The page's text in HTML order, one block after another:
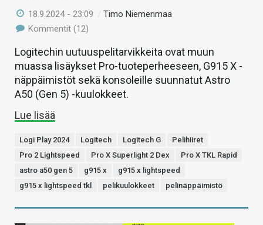
18.9.2024 - 23:09 /Timo Niemenmaa
Kommentit (12)
Logitechin uutuuspelitarvikkeita ovat muun
muassa lisäykset Pro-tuoteperheeseen, G915 X -
näppäimistöt sekä konsoleille suunnatut Astro
A50 (Gen 5) -kuulokkeet.
Lue lisää
Logi Play 2024 Logitech Logitech G
Pelihiiret
Pro 2 Lightspeed
Pro X Superlight 2 Dex
Pro X TKL Rapid
astro a50 gen 5
g915 x
g915 x lightspeed
g915 x lightspeed tkl
pelikuulokkeet pelinäppäimistö